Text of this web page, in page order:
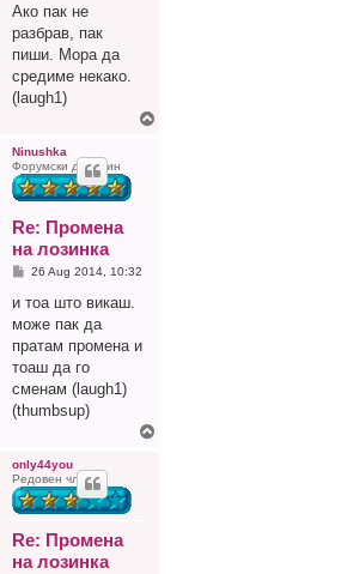
Ако пак не
разбрав, пак
пиши. Мора да
средиме некако.
(laugh1)
Ninushka
Форумски домаќин
Re: Промена
на лозинка
P
s
26 Aug 2014, 10:32
и тоа што викаш.
може пак да
пратам промена и
тоаш да го
сменам (laugh1)
(thumbsup)
only44you
Редовен член
Re: Промена
на лозинка